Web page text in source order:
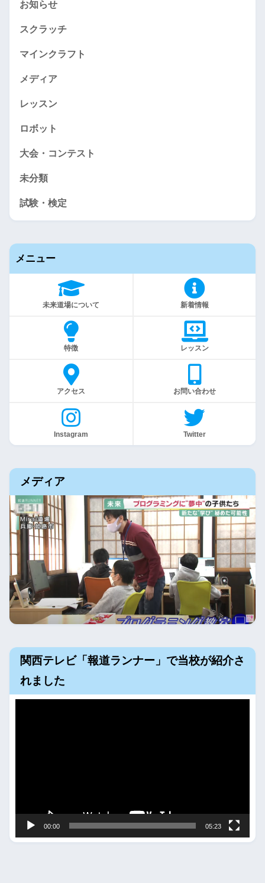
お知らせ
スクラッチ
マインクラフト
メディア
レッスン
ロボット
大会・コンテスト
未分類
試験・検定
メニュー
未来道場について 新着情報
特徴 レッスン
アクセス お問い合わせ
Instagram Twitter
メディア
関西テレビ「報道ランナー」で当校が紹介さ
れました
00:00 05:23